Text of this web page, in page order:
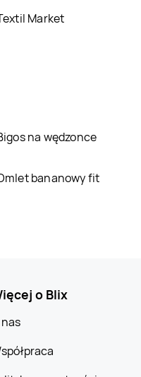
Market
na wędzonce
bananowy fit
o Blix